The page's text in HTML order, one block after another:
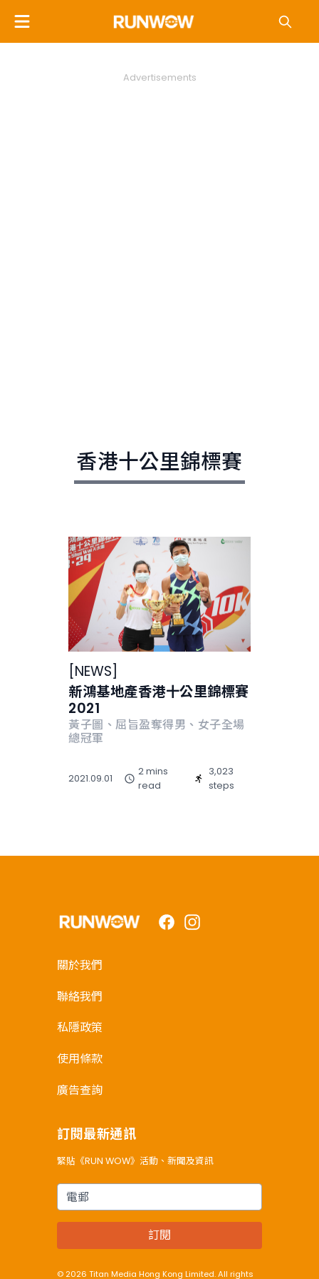
Advertisements
香港十公里錦標賽
NEWS
新鴻基地產香港十公里錦標賽
2021
黃子圖、屈旨盈奪得男、女子全場
總冠軍
2021.09.01
2 mins
read
3,023
steps
FacebookInstagram
關於我們
聯絡我們
私隱政策
使用條款
廣告查詢
訂閱最新通訊
緊貼《RUN WOW》活動、新聞及資訊
電郵
訂閱
© 2026 Titan Media Hong Kong Limited. All rights